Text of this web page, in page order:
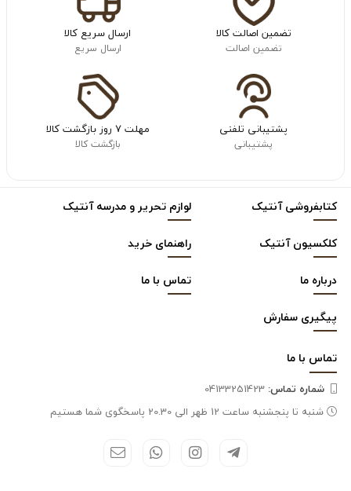
تضمین اصالت کالا
تضمین اصالت
ارسال سریع کالا
ارسال سریع
پشتیبانی تلفنی
پشتیبانی
مهلت ۷ روز بازگشت کالا
بازگشت کالا
کتابفروشی آنتیک
لوازم تحریر و مدرسه آنتیک
کلکسیون آنتیک
راهنمای خرید
درباره ما
تماس با ما
پیگیری سفارش
تماس با ما
شماره تماس‌:
شنبه تا پنجشنبه ساعت 12 ظهر الی 20.30 پاسخگوی شما هستیم